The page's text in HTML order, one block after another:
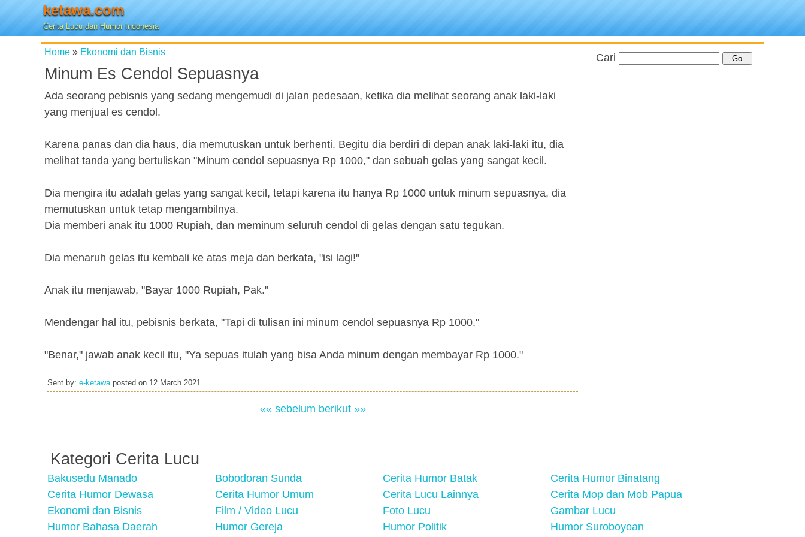
ketawa.com
Cerita Lucu dan Humor Indonesia
Home » Ekonomi dan Bisnis
Minum Es Cendol Sepuasnya
Ada seorang pebisnis yang sedang mengemudi di jalan pedesaan, ketika dia melihat seorang anak laki-laki
yang menjual es cendol.
Karena panas dan dia haus, dia memutuskan untuk berhenti. Begitu dia berdiri di depan anak laki-laki itu, dia
melihat tanda yang bertuliskan "Minum cendol sepuasnya Rp 1000," dan sebuah gelas yang sangat kecil.
Dia mengira itu adalah gelas yang sangat kecil, tetapi karena itu hanya Rp 1000 untuk minum sepuasnya, dia
memutuskan untuk tetap mengambilnya.
Dia memberi anak itu 1000 Rupiah, dan meminum seluruh cendol di gelas dengan satu tegukan.
Dia menaruh gelas itu kembali ke atas meja dan berkata, "isi lagi!"
Anak itu menjawab, "Bayar 1000 Rupiah, Pak."
Mendengar hal itu, pebisnis berkata, "Tapi di tulisan ini minum cendol sepuasnya Rp 1000."
"Benar," jawab anak kecil itu, "Ya sepuas itulah yang bisa Anda minum dengan membayar Rp 1000."
Sent by: e-ketawaposted on 12 March 2021
«« sebelum berikut »»
Cari
Kategori Cerita Lucu
Bakusedu Manado Bobodoran Sunda Cerita Humor Batak
Cerita Humor Binatang
Cerita Humor Dewasa
Cerita Humor Umum Cerita Lucu Lainnya
Cerita Mop dan Mob Papua
Ekonomi dan Bisnis
Film / Video Lucu Foto Lucu
Gambar Lucu
Humor Bahasa Daerah
Humor Gereja Humor Politik Humor Suroboyoan